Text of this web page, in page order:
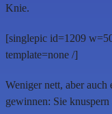
Knie.
[singlepic id=1209
template=none /]
Weniger nett, aber
gewinnen: Sie